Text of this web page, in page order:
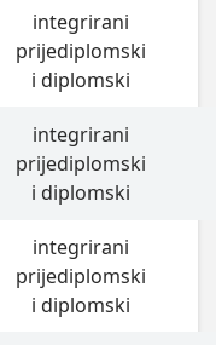
integrirani
prijediplomski
i diplomski
integrirani
prijediplomski
i diplomski
integrirani
prijediplomski
i diplomski